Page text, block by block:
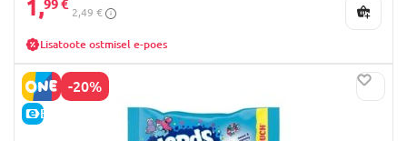
1,99 €
2,49 €
Lisatoote ostmisel e-poes
-20%
E-HIND